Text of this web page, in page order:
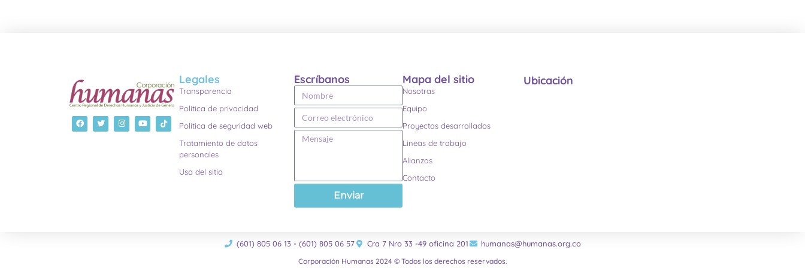
Legales
Transparencia
Política de privacidad
Política de seguridad web
Tratamiento de datos
personales
Uso del sitio
Escríbanos
Enviar
Mapa del sitio
Nosotras
Equipo
Proyectos desarrollados
Lineas de trabajo
Alianzas
Contacto
Ubicación
(601) 805 06 13 - (601) 805 06 57 Cra 7 Nro 33 -49 oficina 201 humanas@humanas.org.co
Corporación Humanas 2024 © Todos los derechos reservados.